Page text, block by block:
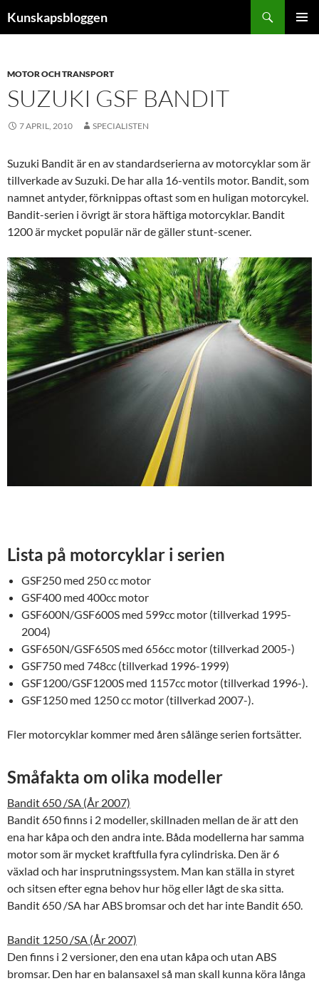
tillKunskapsbloggen
MOTOR OCH TRANSPORT
SUZUKI GSF BANDIT
7 APRIL, 2010 SPECIALISTEN
Suzuki Bandit är en av standardserierna av motorcyklar som är
tillverkade av Suzuki. De har alla 16-ventils motor. Bandit, som
namnet antyder, förknippas oftast som en huligan motorcykel.
Bandit-serien i övrigt är stora häftiga motorcyklar. Bandit
1200 är mycket populär när de gäller stunt-scener.
Lista på motorcyklar i serien
GSF250 med 250 cc motor
GSF400 med 400cc motor
GSF600N/GSF600S med 599cc motor (tillverkad 1995-
2004)
GSF650N/GSF650S med 656cc motor (tillverkad 2005-)
GSF750 med 748cc (tillverkad 1996-1999)
GSF1200/GSF1200S med 1157cc motor (tillverkad 1996-).
GSF1250 med 1250 cc motor (tillverkad 2007-).
Fler motorcyklar kommer med åren sålänge serien fortsätter.
Småfakta om olika modeller
Bandit 650 /SA (År 2007)
Bandit 650 finns i 2 modeller, skillnaden mellan de är att den
ena har kåpa och den andra inte. Båda modellerna har samma
motor som är mycket kraftfulla fyra cylindriska. Den är 6
växlad och har insprutningssystem. Man kan ställa in styret
och sitsen efter egna behov hur hög eller lågt de ska sitta.
Bandit 650 /SA har ABS bromsar och det har inte Bandit 650.
Bandit 1250 /SA (År 2007)
Den finns i 2 versioner, den ena utan kåpa och utan ABS
bromsar. Den har en balansaxel så man skall kunna köra långa